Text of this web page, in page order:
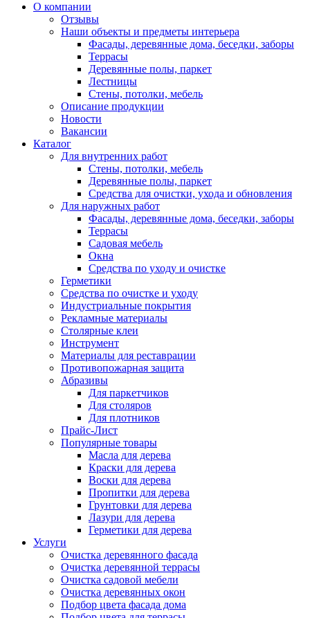
О компании
Отзывы
Наши объекты и предметы интерьера
Фасады, деревянные дома, беседки, заборы
Террасы
Деревянные полы, паркет
Лестницы
Стены, потолки, мебель
Описание продукции
Новости
Вакансии
Каталог
Для внутренних работ
Стены, потолки, мебель
Деревянные полы, паркет
Средства для очистки, ухода и обновления
Для наружных работ
Фасады, деревянные дома, беседки, заборы
Террасы
Садовая мебель
Окна
Средства по уходу и очистке
Герметики
Средства по очистке и уходу
Индустриальные покрытия
Рекламные материалы
Столярные клеи
Инструмент
Материалы для реставрации
Противопожарная защита
Абразивы
Для паркетчиков
Для столяров
Для плотников
Прайс-Лист
Популярные товары
Масла для дерева
Краски для дерева
Воски для дерева
Пропитки для дерева
Грунтовки для дерева
Лазури для дерева
Герметики для дерева
Услуги
Очистка деревянного фасада
Очистка деревянной террасы
Очистка садовой мебели
Очистка деревянных окон
Подбор цвета фасада дома